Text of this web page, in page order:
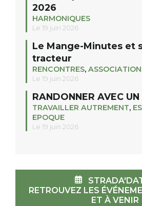
2026
HARMONIQUES
Le 19 juin 2026
Le Mange-Minutes et
tracteur
RENCONTRES,
Le 19 juin 2026
RANDONNER AVEC UN
TRAVAILLER AUTREMENT,
EPOQUE
Le 19 juin 2026
RETROUVEZ LES
ET À VENIR